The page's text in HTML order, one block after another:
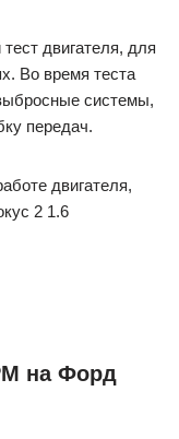
двигателя, для
Во время теста
системы,
передач.
двигателя,
2 1.6
на Форд